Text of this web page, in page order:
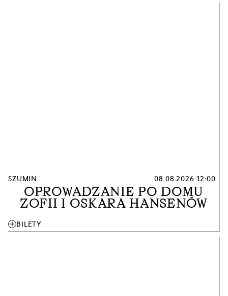
SZUMIN 08.08.2026 12:00
OPROWADZANIE PO DOMU
ZOFII I OSKARA HANSENÓW
addBILETY